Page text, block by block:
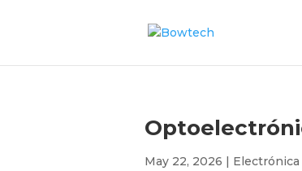
May 22, 2026 | Electrónica